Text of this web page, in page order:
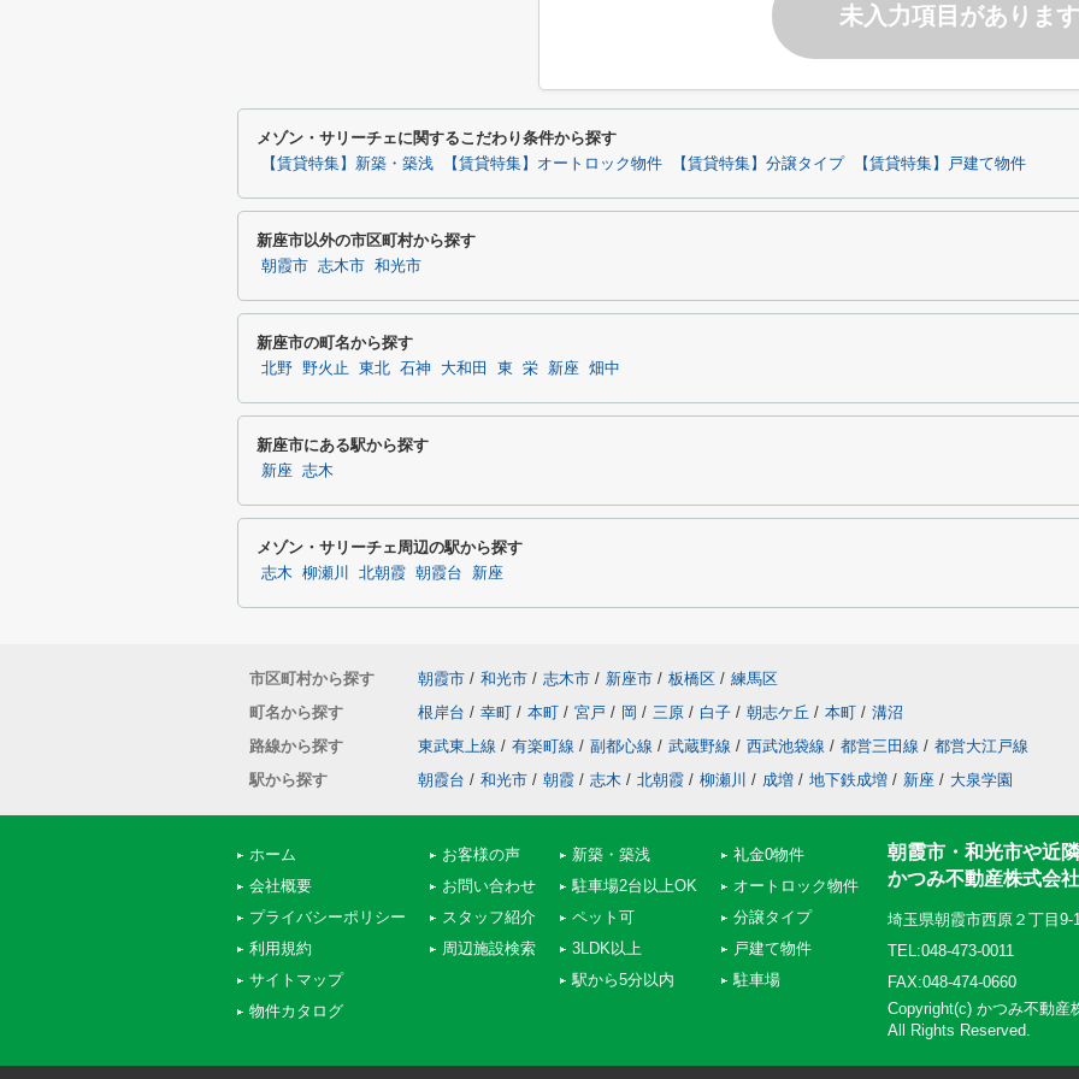
未入力項目があります
メゾン・サリーチェに関するこだわり条件から探す
【賃貸特集】新築・築浅 【賃貸特集】オートロック物件 【賃貸特集】分譲タイプ 【賃貸特集】戸建て物件
新座市以外の市区町村から探す
朝霞市 志木市 和光市
新座市の町名から探す
北野 野火止 東北 石神 大和田 東 栄 新座 畑中
新座市にある駅から探す
新座 志木
メゾン・サリーチェ周辺の駅から探す
志木 柳瀬川 北朝霞 朝霞台 新座
市区町村から探す 朝霞市 / 和光市 / 志木市 / 新座市 / 板橋区 / 練馬区
町名から探す
根岸台 / 幸町 / 本町 / 宮戸 / 岡 / 三原 / 白子 / 朝志ケ丘 / 本町 / 溝沼
路線から探す
東武東上線 / 有楽町線 / 副都心線 / 武蔵野線 / 西武池袋線 / 都営三田線 / 都営大江戸線
駅から探す
朝霞台 / 和光市 / 朝霞 / 志木 / 北朝霞 / 柳瀬川 / 成増 / 地下鉄成増 / 新座 / 大泉学園
ホーム
会社概要
プライバシーポリシー
利用規約
サイトマップ
物件カタログ
お客様の声
お問い合わせ
スタッフ紹介
周辺施設検索
新築・築浅
駐車場2台以上OK
ペット可
3LDK以上
駅から5分以内
礼金0物件
オートロック物件
分譲タイプ
戸建て物件
駐車場
朝霞市・和光市や近
かつみ不動産株式会社
埼玉県朝霞市西原２丁目
TEL:048-473-0011
FAX:048-474-0660
Copyright(c) かつみ不動産
All Rights Reserved.